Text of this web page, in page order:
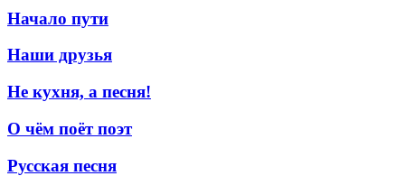
Начало пути
Наши друзья
Не кухня, а песня!
О чём поёт поэт
Русская песня